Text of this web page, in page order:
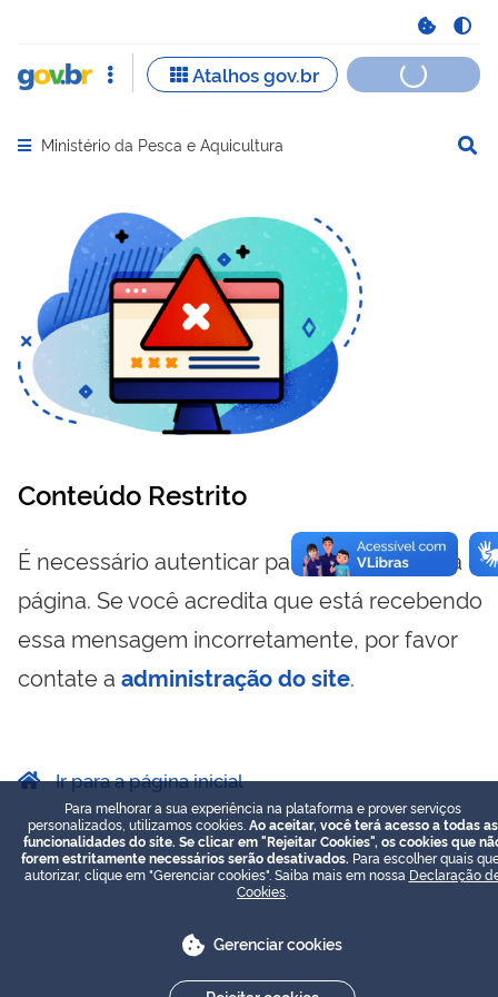
Abrir menu principal de navegação
Ministério da Pesca e Aquicultura
Conteúdo Restrito
É necessário autenticar para visualizar essa
página. Se você acredita que está recebendo
essa mensagem incorretamente, por favor
contate a administração do site.
Ir para a página inicial
Para melhorar a sua experiência na plataforma e prover serviços
personalizados, utilizamos cookies. Ao aceitar, você terá acesso a todas as
funcionalidades do site. Se clicar em "Rejeitar Cookies", os cookies que
forem estritamente necessários serão desativados. Para escolher quais
autorizar, clique em "Gerenciar cookies". Saiba mais em nossa Declaração
Cookies
Gerenciar cookies